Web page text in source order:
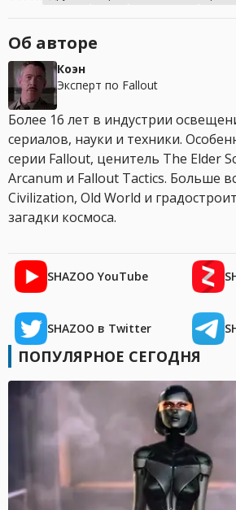
Об авторе
Коэн
Эксперт по Fallout
Более 16 лет в индустрии
сериалов, науки и техники.
серии Fallout, ценитель The Elder
Arcanum и Fallout Tactics. Больше
Civilization, Old World и
загадки космоса.
SHAZOO YouTube
SHAZOO в Twitter
ПОПУЛЯРНОЕ СЕГОДНЯ